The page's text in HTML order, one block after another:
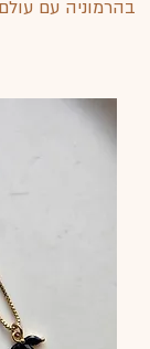
בהרמוניה עם